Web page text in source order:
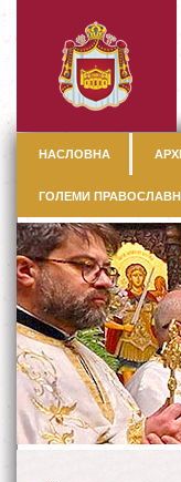
НАСЛОВНА
ГОЛЕМИ